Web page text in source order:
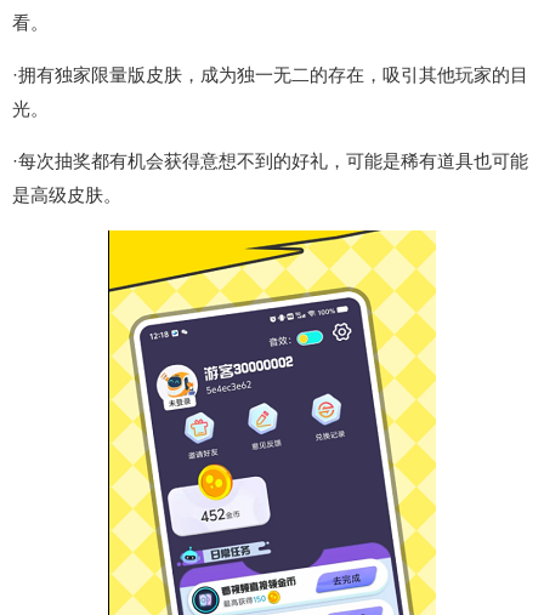
看。
·拥有独家限量版皮肤，成为独一无二的存在，吸引其他玩家的目
光。
·每次抽奖都有机会获得意想不到的好礼，可能是稀有道具也可能
是高级皮肤。